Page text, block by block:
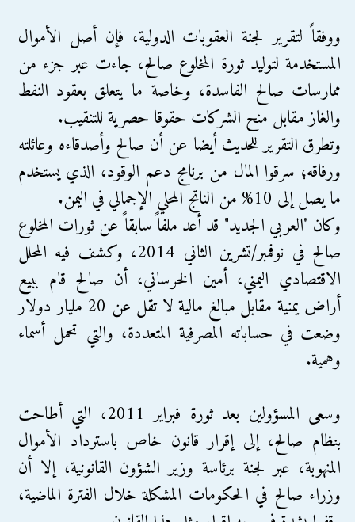
ووفقاً لتقرير لجنة العقوبات الدولية، فإن أصل الأموال
المستخدمة لتوليد ثورة المخلوع صالح، جاءت عبر جزء من
ممارسات صالح الفاسدة، وخاصة ما يتعلق بعقود النفط
والغاز مقابل منح الشركات حقوقا حصرية للتنقيب.
وتطرق التقرير للحديث أيضا عن أن صالح وأصدقاءه وعائلته
ورفاقه؛ سرقوا المال من برنامج دعم الوقود، الذي يستخدم
ما يصل إلى 10% من الناتج المحلي الإجمالي في اليمن.
وكان "العربي الجديد" قد أعد ملفاً سابقاً عن ثورات المخلوع
صالح في نوفمبر/تشرين الثاني 2014، وكشف فيه المحلل
الاقتصادي اليمني، أمين الخرساني، أن صالح قام ببيع
أراض يمنية مقابل مبالغ مالية لا تقل عن 20 مليار دولار
وضعت في حساباته المصرفية المتعددة، والتي تحمل أسماء
وهمية.
وسعى المسؤولين بعد ثورة فبراير 2011، التي أطاحت
بنظام صالح، إلى إقرار قانون خاص باسترداد الأموال
المنهوبة، عبر لجنة برئاسة وزير الشؤون القانونية، إلا أن
وزراء صالح في الحكومات المشكلة خلال الفترة الماضية،